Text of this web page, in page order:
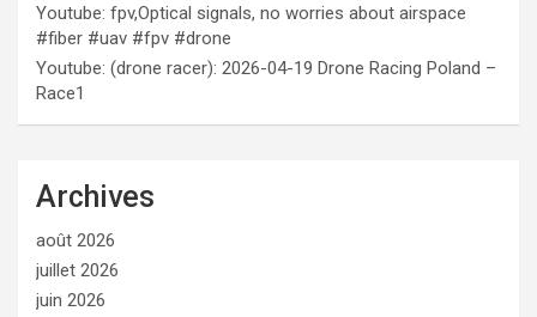
Youtube: fpv,Optical signals, no worries about airspace
#fiber #uav #fpv #drone
Youtube: (drone racer): 2026-04-19 Drone Racing Poland –
Race1
Archives
août 2026
juillet 2026
juin 2026